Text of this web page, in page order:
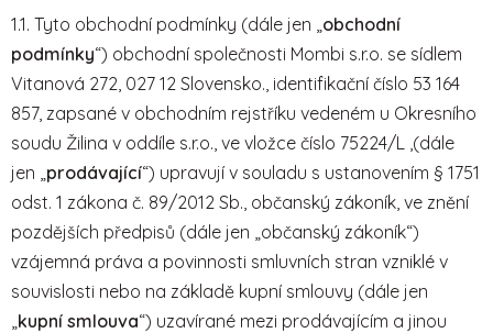
1.1. Tyto obchodní podmínky (dále jen „ obchodní
podmínky“) obchodní společnosti Mombi s.r.o. se sídlem
Vitanová 272, 027 12 Slovensko., identifikační číslo 53 164
857, zapsané v obchodním rejstříku vedeném u Okresního
soudu Žilina v oddíle s.r.o., ve vložce číslo 75224/L ,(dále
jen „ prodávající“) upravují v souladu s ustanovením § 1751
odst. 1 zákona č. 89/2012 Sb., občanský zákoník, ve znění
pozdějších předpisů (dále jen „občanský zákoník“)
vzájemná práva a povinnosti smluvních stran vzniklé v
souvislosti nebo na základě kupní smlouvy (dále jen
kupní smlouva“) uzavírané mezi prodávajícím a jinou